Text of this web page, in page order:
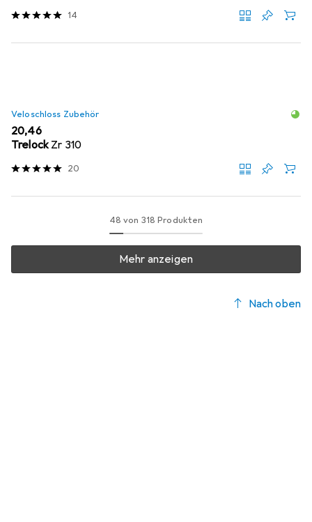
14
Veloschloss Zubehör
EUR
20,46
TrelockZr 310
20
48 von 318 Produkten
Mehr anzeigen
Nach oben